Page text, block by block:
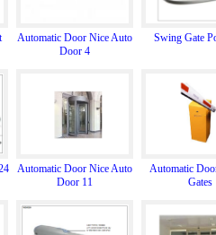
Automatic Door Nice Auto
Door 4
Swing Gate
Automatic Door Nice Auto
Door 11
Automatic
Gates